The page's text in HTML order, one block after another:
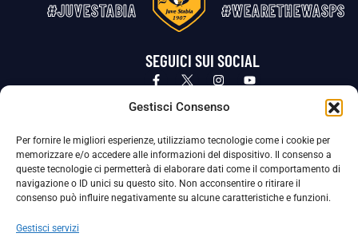
Gestisci Consenso
Per fornire le migliori esperienze, utilizziamo tecnologie come i cookie per
memorizzare e/o accedere alle informazioni del dispositivo. Il consenso a
queste tecnologie ci permetterà di elaborare dati come il comportamento di
navigazione o ID unici su questo sito. Non acconsentire o ritirare il
consenso può influire negativamente su alcune caratteristiche e funzioni.
Gestisci servizi
#JUVESTABIA #WEARETHEWASPS
SEGUICI SUI SOCIAL
Privacy Policy Cookie Policy
La Società ha nominato il Responsabile della Protezione dei Dati Personali (DPO), figura specializzata che vigila sulle modalità
adottate dalla nostra Società per tutelare i Suoi dati personali.
Per contattare il DPO può scrivere a